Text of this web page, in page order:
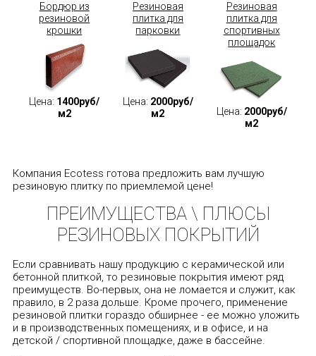
Бордюр из
резиновой
крошки
Цена: 1400руб/
м2
Резиновая
плитка для
парковки
Цена: 2000руб/
м2
Резиновая
плитка для
спортивных
площадок
Цена: 2000руб/
м2
Компания Ecotess готова предложить вам лучшую
резиновую плитку по приемлемой цене!
ПРЕИМУЩЕСТВА \ ПЛЮСЫ
РЕЗИНОВЫХ ПОКРЫТИЙ
Если сравнивать нашу продукцию с керамической или
бетонной плиткой, то резиновые покрытия имеют ряд
преимуществ. Во-первых, она не ломается и служит, как
правило, в 2 раза дольше. Кроме прочего, применение
резиновой плитки гораздо обширнее - ее можно уложить
и в производственных помещениях, и в офисе, и на
детской / спортивной площадке, даже в бассейне.